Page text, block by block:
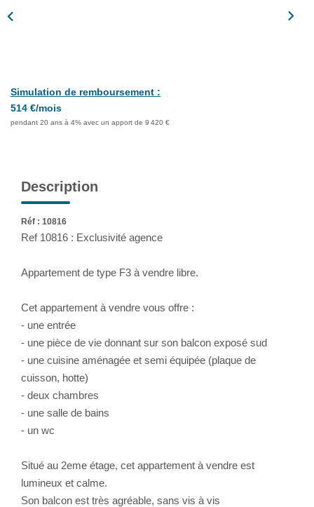
Simulation de remboursement :
514 €/mois
pendant 20 ans à 4% avec un apport de 9 420 €
Description
Réf : 10816
Ref 10816 : Exclusivité agence
Appartement de type F3 à vendre libre.
Cet appartement à vendre vous offre :
- une entrée
- une pièce de vie donnant sur son balcon exposé sud
- une cuisine aménagée et semi équipée (plaque de
cuisson, hotte)
- deux chambres
- une salle de bains
- un wc
Situé au 2eme étage, cet appartement à vendre est
lumineux et calme.
Son balcon est très agréable, sans vis à vis